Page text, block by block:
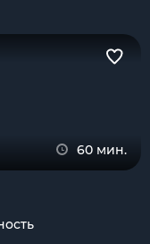
60 мин.